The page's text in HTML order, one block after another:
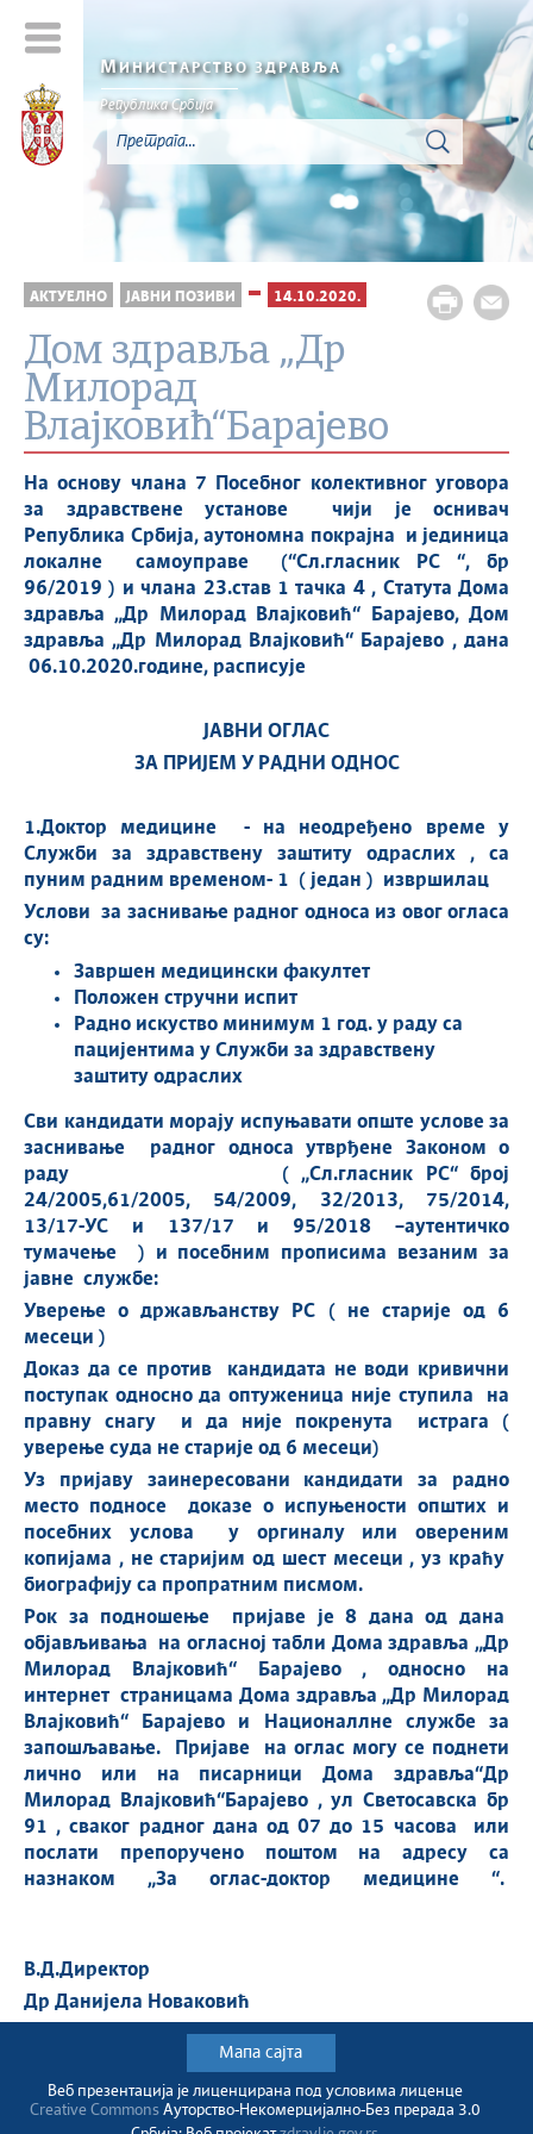
МИНИСТАРСТВО ЗДРАВЉА
Република Србија
АКТУЕЛНО ЈАВНИ ПОЗИВИ 14.10.2020.
Дом здравља „Др
Милорад
Влајковић“Барајево
На основу члана 7 Посебног колективног уговора
за здравствене установе чији је оснивач
Република Србија, аутономна покрајна и јединица
локалне самоуправе (“Сл.гласник РС “, бр
96/2019 ) и члана 23.став 1 тачка 4 , Статута Дома
здравља „Др Милорад Влајковић“ Барајево, Дом
здравља „Др Милорад Влајковић“ Барајево , дана
06.10.2020.године, расписује
ЈАВНИ ОГЛАС
ЗА ПРИЈЕМ У РАДНИ ОДНОС
1.Доктор медицине - на неодређено време у
Служби за здравствену заштиту одраслих , са
пуним радним временом- 1 ( један ) извршилац
Услови за заснивање радног односа из овог огласа
су:
Завршен медицински факултет
Положен стручни испит
Радно искуство минимум 1 год. у раду са
пацијентима у Служби за здравствену
заштиту одраслих
Сви кандидати морају испуњавати опште услове за
заснивање радног односа утврђене Законом о
раду
( „Сл.гласник РС“ број
24/2005,61/2005, 54/2009, 32/2013, 75/2014,
13/17-УС и 137/17 и 95/2018 –аутентичко
тумачење ) и посебним прописима везаним за
јавне службе:
Уверење о држављанству РС ( не старије од 6
месеци )
Доказ да се против кандидата не води кривични
поступак односно да оптуженица није ступила на
правну снагу и да није покренута истрага (
уверење суда не старије од 6 месеци)
Уз пријаву заинересовани кандидати за радно
место подносе доказе о испуњености општих и
посебних услова у оргиналу или овереним
копијама , не старијим од шест месеци , уз краћу
биографију са пропратним писмом.
Рок за подношење пријаве је 8 дана од дана
објављивања на огласној табли Дома здравља „Др
Милорад Влајковић“ Барајево , односно на
интернет страницама Дома здравља „Др Милорад
Влајковић“ Барајево и Националлне службе за
запошљавање. Пријаве на оглас могу се поднети
лично или на писарници Дома здравља“Др
Милорад Влајковић“Барајево , ул Светосавска бр
91 , сваког радног дана од 07 до 15 часова или
послати препоручено поштом на адресу са
назнаком „За оглас-доктор медицине “.
В.Д.Директор
Др Данијела Новаковић
Мапа сајта
Веб презентација jе лиценциранa под условима лиценце
Creative CommonsАуторство-Некомерцијално-Без прерада 3.0